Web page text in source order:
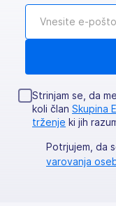
Strinjam se, da
koli član Skupina
trženje ki jih
Potrjujem, da
varovanja